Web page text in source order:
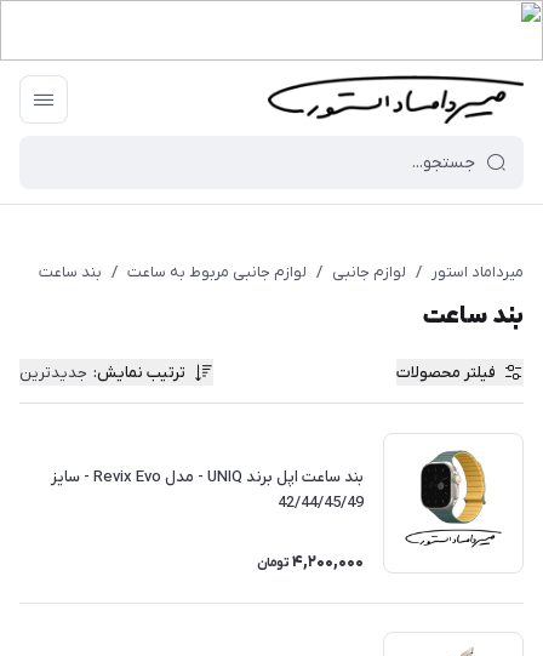
میرداماد استور / لوازم جانبی / لوازم جانبی مربوط به ساعت / بند ساعت
بند ساعت
فیلتر محصولات ترتیب نمایش: جدیدترین
بند ساعت اپل برند UNIQ - مدل Revix Evo - سایز
42/44/45/49
4,200,000 تومان